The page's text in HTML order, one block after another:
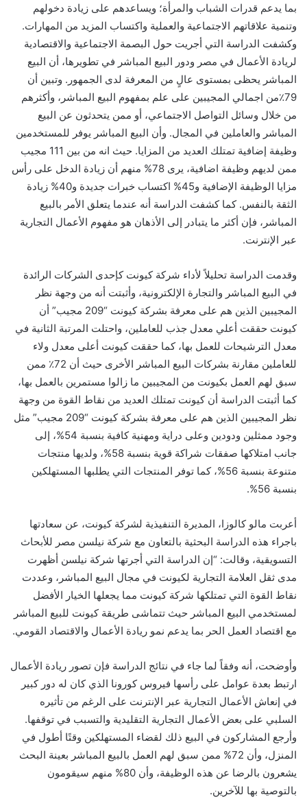
بما يدعم قدرات الشباب والمرأة؛ ويساعدهم على زيادة دخولهم
وتنمية علاقاتهم الاجتماعية والعملية واكتساب المزيد من المهارات.
وكشفت الدراسة التي أجريت حول البصمة الاجتماعية والاقتصادية
لريادة الأعمال في مصر ودور البيع المباشر في تطويرها، أن البيع
المباشر يحظى بمستوى عالٍ من المعرفة لدى الجمهور. وتبين أن
79٪من اجمالي المجيبين على علم بمفهوم البيع المباشر، وأكثرهم
من خلال وسائل التواصل الاجتماعي، أو ممن يتحدثون عن البيع
المباشر والعاملين في المجال. وأن البيع المباشر يوفر للمستخدمين
وظيفة إضافية تمتلك العديد من المزايا. حيث انه من بين 111 مجيب
ممن لديهم وظيفة اضافية، يرى 78% منهم أن زيادة الدخل على رأس
مزايا الوظيفة الإضافية و45% اكتساب خبرات جديدة و40% زيادة
الثقة بالنفس. كما كشفت الدراسة أنه عندما يتعلق الأمر بالبيع
المباشر، فإن أكثر ما يتبادر إلى الأذهان هو مفهوم الأعمال التجارية
عبر الإنترنت.
وقدمت الدراسة تحليلاً لأداء شركة كيونت كإحدى الشركات الرائدة
في البيع المباشر والتجارة الإلكترونية، وأثبتت أنه من وجهة نظر
المجيبين الذين هم على معرفة بشركة كيونت “209 مجيب” أن
كيونت حققت أعلي معدل جذب للعاملين، واحتلت المرتبة الثانية في
معدل الترشيحات للعمل بها، كما حققت كيونت أعلى معدل ولاء
للعاملين مقارنة بشركات البيع المباشر الأخرى حيث أن 72٪ ممن
سبق لهم العمل بكيونت من المجيبين ما زالوا مستمرين بالعمل بها،
كما أثبتت الدراسة أن كيونت تمتلك العديد من نقاط القوة من وجهة
نظر المجيبين الذين هم على معرفة بشركة كيونت “209 مجيب” مثل
وجود ممثلين ودودين وعلى دراية ومهنية كافية بنسبة 54%، إلى
جانب امتلاكها صفقات شراكة قوية بنسبة 58%، ولديها منتجات
متنوعة بنسبة 56%، كما توفر المنتجات التي يطلبها المستهلكين
بنسبة 56%.
أعربت مالو كالوزا، المديرة التنفيذية لشركة كيونت، عن سعادتها
باجراء هذه الدراسة البحثية بالتعاون مع شركة نيلسن مصر للأبحاث
التسويقية، وقالت: “إن الدراسة التي أجرتها شركة نيلسن أظهرت
مدى ثقل العلامة التجارية لكيونت في مجال البيع المباشر، وعددت
نقاط القوة التي تمتلكها شركة كيونت مما يجعلها الخيار الأفضل
لمستخدمي البيع المباشر حيث تتماشى طريقة كيونت للبيع المباشر
مع اقتصاد العمل الحر بما يدعم نمو ريادة الأعمال والاقتصاد القومي.
وأوضحت، أنه وفقاً لما جاء في نتائج الدراسة فإن تصور ريادة الأعمال
ارتبط بعدة عوامل على رأسها فيروس كورونا الذي كان له دور كبير
في إنعاش الأعمال التجارية عبر الإنترنت على الرغم من تأثيره
السلبي على بعض الأعمال التجارية التقليدية والتسبب في توقفها.
وأرجع المشاركون في البيع ذلك لقضاء المستهلكين وقتًا أطول في
المنزل، وأن 72% ممن سبق لهم العمل بالبيع المباشر بعينة البحث
يشعرون بالرضا عن هذه الوظيفة، وأن 80% منهم سيقومون
بالتوصية بها للآخرين.